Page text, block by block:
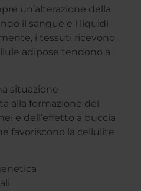
un’alterazione della
il sangue e i liquidi
i tessuti ricevono
adipose tendono a
situazione
alla formazione dei
e dell’effetto a buccia
favoriscono la cellulite